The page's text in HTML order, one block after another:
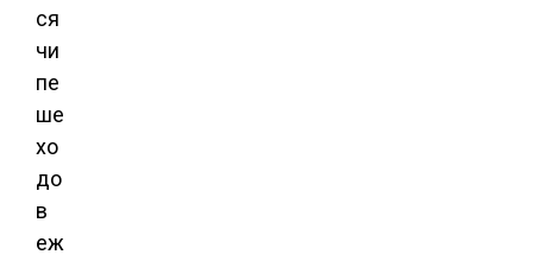
ся
чи
пе
ше
хо
до
в
еж